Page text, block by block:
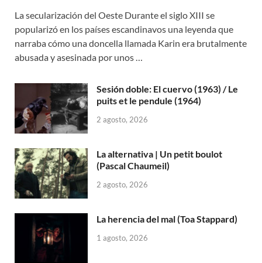
La secularización del Oeste Durante el siglo XIII se
popularizó en los países escandinavos una leyenda que
narraba cómo una doncella llamada Karin era brutalmente
abusada y asesinada por unos …
Sesión doble: El cuervo (1963) / Le
puits et le pendule (1964)
2 agosto, 2026
La alternativa | Un petit boulot
(Pascal Chaumeil)
2 agosto, 2026
La herencia del mal (Toa Stappard)
1 agosto, 2026